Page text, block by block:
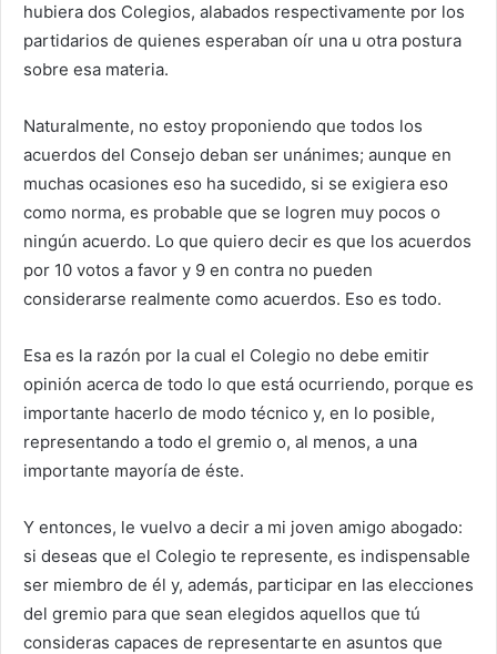
hubiera dos Colegios, alabados respectivamente por los
partidarios de quienes esperaban oír una u otra postura
sobre esa materia.
Naturalmente, no estoy proponiendo que todos los
acuerdos del Consejo deban ser unánimes; aunque en
muchas ocasiones eso ha sucedido, si se exigiera eso
como norma, es probable que se logren muy pocos o
ningún acuerdo. Lo que quiero decir es que los acuerdos
por 10 votos a favor y 9 en contra no pueden
considerarse realmente como acuerdos. Eso es todo.
Esa es la razón por la cual el Colegio no debe emitir
opinión acerca de todo lo que está ocurriendo, porque es
importante hacerlo de modo técnico y, en lo posible,
representando a todo el gremio o, al menos, a una
importante mayoría de éste.
Y entonces, le vuelvo a decir a mi joven amigo abogado:
si deseas que el Colegio te represente, es indispensable
ser miembro de él y, además, participar en las elecciones
del gremio para que sean elegidos aquellos que tú
consideras capaces de representarte en asuntos que